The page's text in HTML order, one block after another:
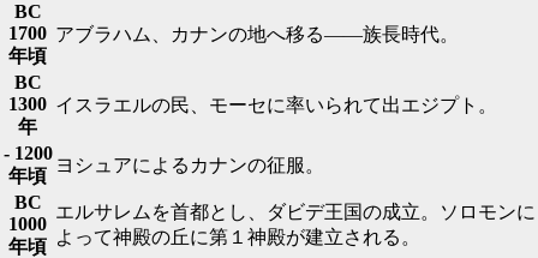
BC
1700
年頃
アブラハム、カナンの地へ移る――族長時代。
BC
1300
年
イスラエルの民、モーセに率いられて出エジプト。
- 1200
年頃
ヨシュアによるカナンの征服。
BC
1000
年頃
エルサレムを首都とし、ダビデ王国の成立。ソロモンに
よって神殿の丘に第１神殿が建立される。